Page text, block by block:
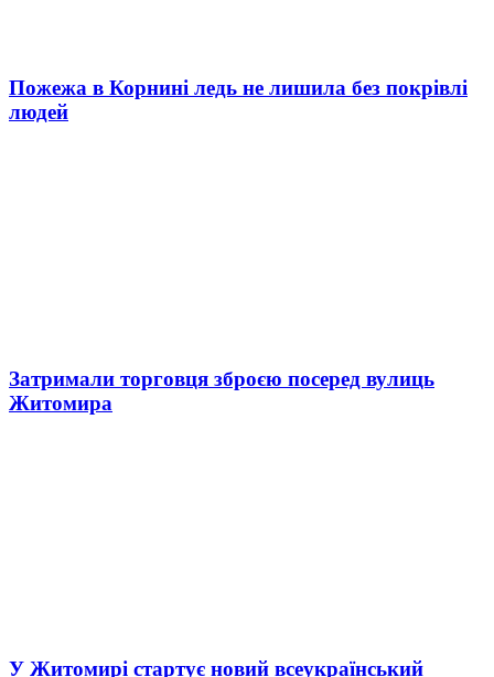
Пожежа в Корнині ледь не лишила без покрівлі
людей
Затримали торговця зброєю посеред вулиць
Житомира
У Житомирі стартує новий всеукраїнський